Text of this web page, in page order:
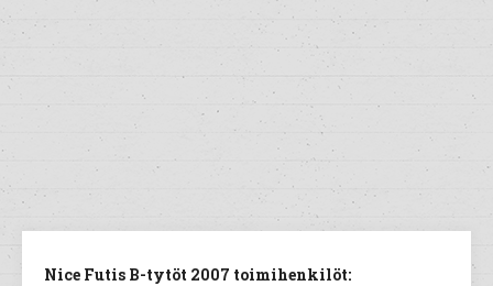
Nice Futis B-tytöt 2007 toimihenkilöt: